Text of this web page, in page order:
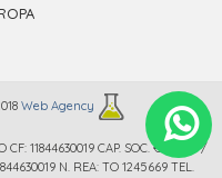
Web Agency
CF: 11844630019 CAP. SOC. € 12.000 /
N. REA: TO 1245669 TEL.